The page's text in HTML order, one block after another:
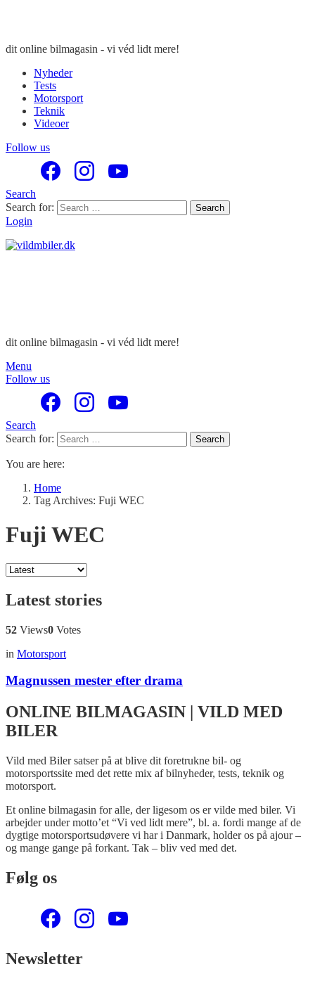
dit online bilmagasin - vi véd lidt mere!
Nyheder
Tests
Motorsport
Teknik
Videoer
Follow us
Search
Search for:
Search
Login
dit online bilmagasin - vi véd lidt mere!
Menu
Follow us
Search
Search for:
Search
You are here:
Home
Tag Archives: Fuji WEC
Fuji WEC
Latest stories
52 Views0 Votes
in Motorsport
Magnussen mester efter drama
ONLINE BILMAGASIN | VILD MED
BILER
Vild med Biler satser på at blive dit foretrukne bil- og
motorsportssite med det rette mix af bilnyheder, tests, teknik og
motorsport.
Et online bilmagasin for alle, der ligesom os er vilde med biler. Vi
arbejder under motto’et “Vi ved lidt mere”, bl. a. fordi mange af de
dygtige motorsportsudøvere vi har i Danmark, holder os på ajour –
og mange gange på forkant. Tak – bliv ved med det.
Følg os
Newsletter